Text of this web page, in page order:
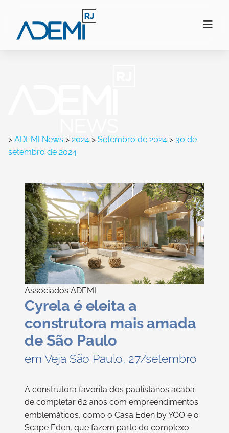
> ADEMI News > 2024 > Setembro de 2024 > 30 de
setembro de 2024
Associados ADEMI
Cyrela é eleita a
construtora mais amada
de São Paulo
em Veja São Paulo, 27/setembro
A construtora favorita dos paulistanos acaba
de completar 62 anos com empreendimentos
emblemáticos, como o Casa Eden by YOO e o
Scape Eden, que fazem parte do complexo